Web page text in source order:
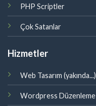
PHP Scriptler
Çok Satanlar
Hizmetler
Web Tasarım (yakında...)
Wordpress Düzenleme